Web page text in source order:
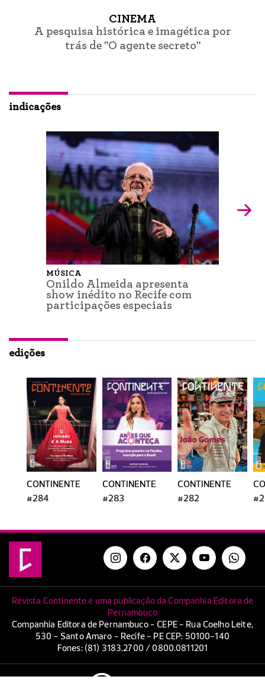
CINEMA
A pesquisa histórica e imagética por
trás de "O agente secreto"
indicações
MÚSICA
Onildo Almeida apresenta
show inédito no Recife com
participações especiais
edições
CONTINENTE
#284
CONTINENTE
#283
CONTINENTE
#282
Revista Continente é uma publicação da Companhia Editora de
Pernambuco
Companhia Editora de Pernambuco - CEPE - Rua Coelho Leite,
530 - Santo Amaro - Recife - PE CEP: 50100-140
Fones: (81) 3183.2700 / 0800.0811201